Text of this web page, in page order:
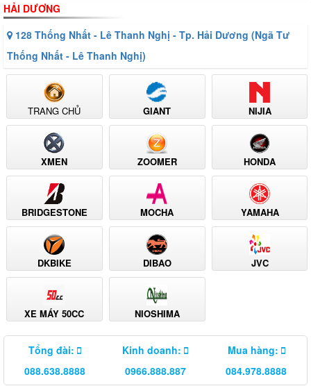
HẢI DƯƠNG
128 Thống Nhất - Lê Thanh Nghị - Tp. Hải Dương (Ngã Tư
Thống Nhất - Lê Thanh Nghị)
TRANG CHỦ GIANT NIJIA
XMEN ZOOMER HONDA
BRIDGESTONE MOCHA YAMAHA
DKBIKE DIBAO JVC
XE MÁY 50CC NIOSHIMA
Tổng đài:
088.638.8888
Kinh doanh:
0966.888.887
Mua hàng:
084.978.8888